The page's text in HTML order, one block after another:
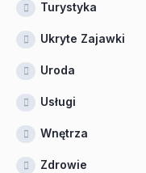
Turystyka
Ukryte Zajawki
Uroda
Usługi
Wnętrza
Zdrowie